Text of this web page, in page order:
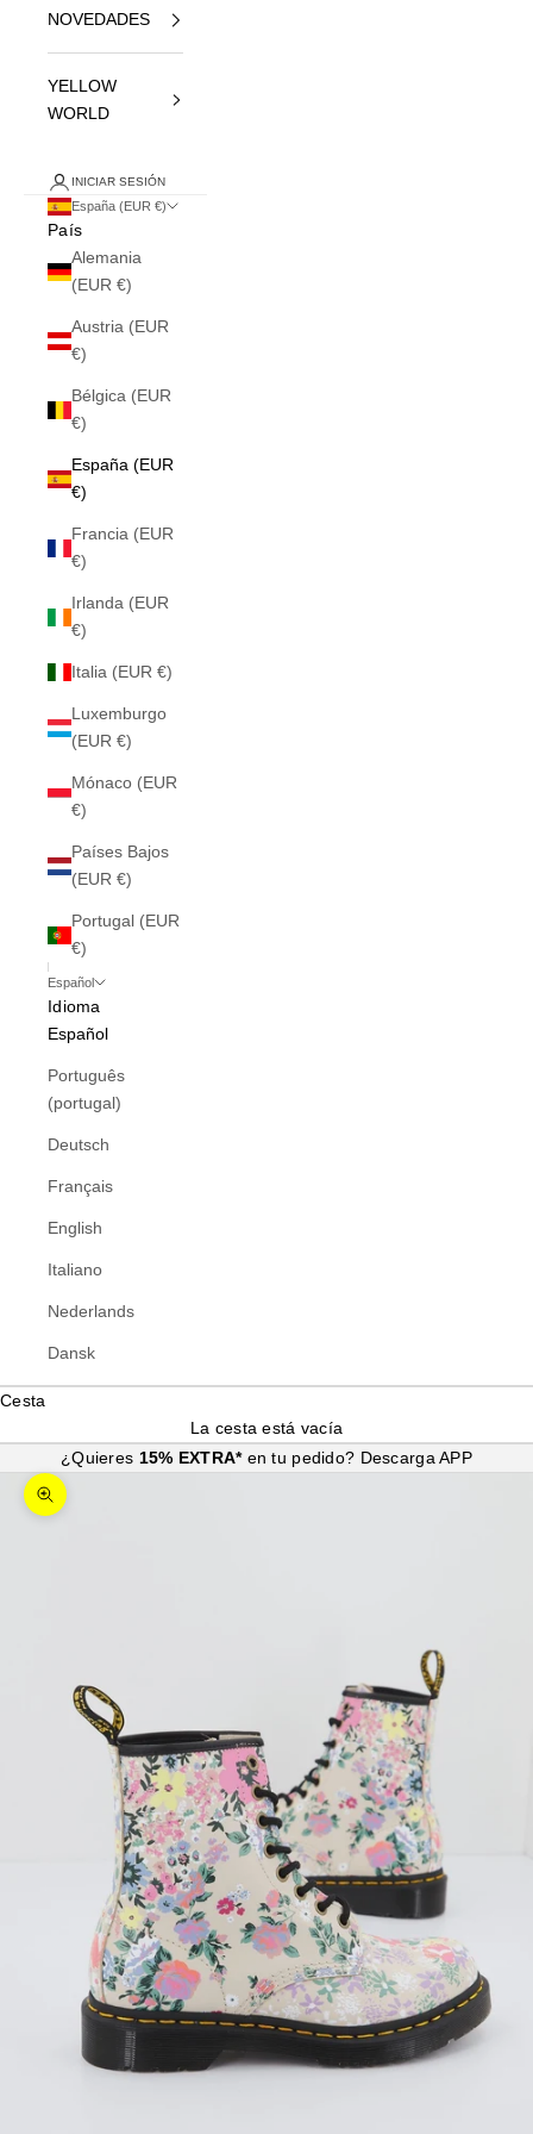
NOVEDADES
YELLOW
WORLD
INICIAR SESIÓN
España (EUR €)
País
Alemania
(EUR €)
Austria (EUR
€)
Bélgica (EUR
€)
España (EUR
€)
Francia (EUR
€)
Irlanda (EUR
€)
Italia (EUR €)
Luxemburgo
(EUR €)
Mónaco (EUR
€)
Países Bajos
(EUR €)
Portugal (EUR
€)
Español
Idioma
Español
Português
(portugal)
Deutsch
Français
English
Italiano
Nederlands
Dansk
Cesta
La cesta está vacía
¿Quieres 15% EXTRA* en tu pedido? Descarga APP
Zoom